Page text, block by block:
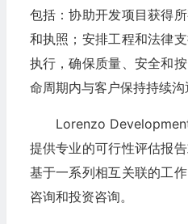
包括：协助开发项目获得
和执照；安排工程和法律
执行，确保质量、安全和
命周期内与客户保持持续沟
Lorenzo
提供专业的可行性评估报
基于一系列相互关联的工
咨询和投资咨询。